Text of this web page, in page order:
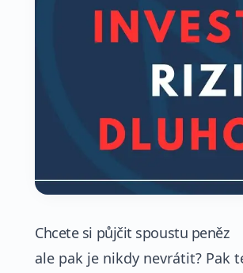
Chcete si půjčit spoustu peněz
ale pak je nikdy nevrátit? Pak